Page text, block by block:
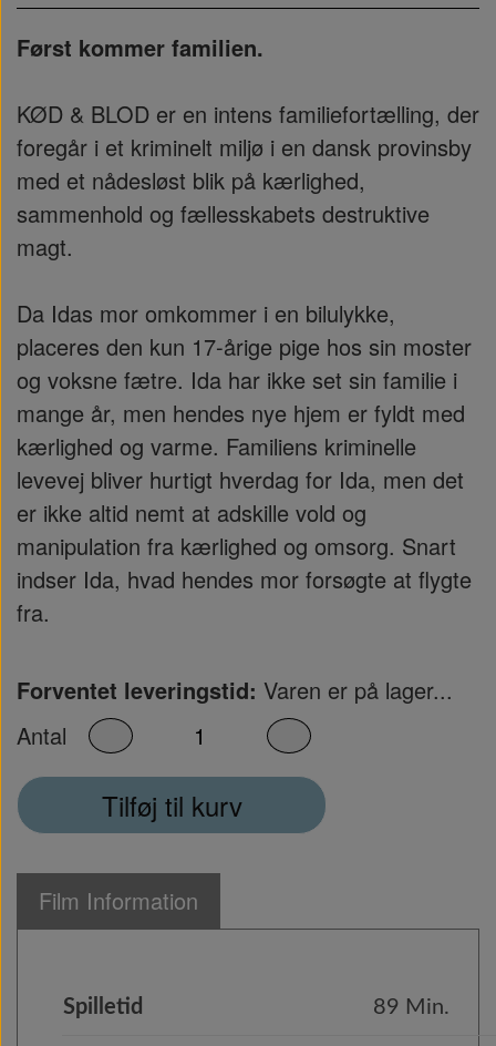
Først kommer familien.
KØD & BLOD er en intens familiefortælling, der
foregår i et kriminelt miljø i en dansk provinsby
med et nådesløst blik på kærlighed,
sammenhold og fællesskabets destruktive
magt.
Da Idas mor omkommer i en bilulykke,
placeres den kun 17-årige pige hos sin moster
og voksne fætre. Ida har ikke set sin familie i
mange år, men hendes nye hjem er fyldt med
kærlighed og varme. Familiens kriminelle
levevej bliver hurtigt hverdag for Ida, men det
er ikke altid nemt at adskille vold og
manipulation fra kærlighed og omsorg. Snart
indser Ida, hvad hendes mor forsøgte at flygte
fra.
Forventet leveringstid: Varen er på lager...
Antal
Tilføj til kurv
Film Information
Spilletid 89 Min.